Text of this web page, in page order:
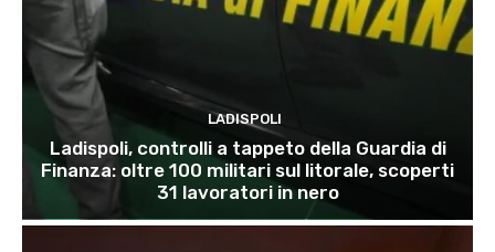
LADISPOLI
Ladispoli, controlli a tappeto della Guardia di
Finanza: oltre 100 militari sul litorale, scoperti
31 lavoratori in nero